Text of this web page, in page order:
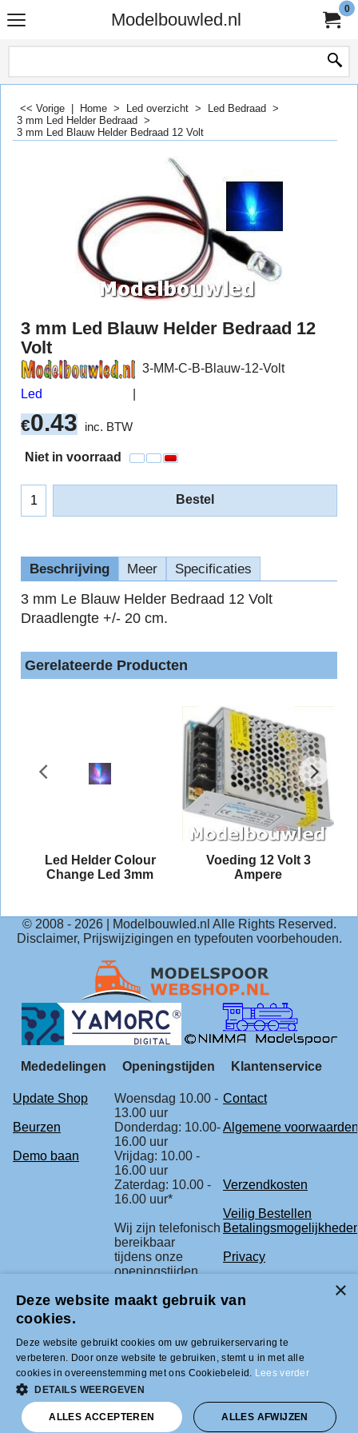
Modelbouwled.nl
0
<< Vorige Home > Led overzicht > Led Bedraad >
3 mm Led Helder Bedraad >
3 mm Led Blauw Helder Bedraad 12 Volt
3 mm Led Blauw Helder Bedraad 12
Volt
Led
3-MM-C-B-Blauw-12-Volt
€0.43 inc. BTW
Niet in voorraad
Bestel
Beschrijving Meer Specificaties
3 mm Le Blauw Helder Bedraad 12 Volt
Draadlengte +/- 20 cm.
Gerelateerde Producten
Led Helder Colour
Change Led 3mm
Voeding 12 Volt 3
Ampere
© 2008 - 2026| Modelbouwled.nl Alle Rights Reserved.
Disclaimer, Prijswijzigingen en typefouten voorbehouden.
Mededelingen Openingstijden Klantenservice
Update Shop
Woensdag 10.00 -
13.00 uur
Contact
Beurzen
Donderdag: 10.00-
16.00 uur
Algemene voorwaarden
Demo baan
Vrijdag: 10.00 -
16.00 uur
Zaterdag: 10.00 -
16.00 uur*
Verzendkosten
Veilig Bestellen
Wij zijn telefonisch
bereikbaar
tijdens onze
openingstijden.
Privacy
* check voor de
Klachtenregeling
agenda.
Tel +31 (0)33-2996333 |
info@modelbouwled.nl | BTW nummer
NL001954275B26 | KVK nummer
31043946 | IBAN nummer NL59INGB
Deze website maakt gebruik van
cookies.
Deze website gebruikt cookies om uw gebruikerservaring te
verbeteren. Door onze website te gebruiken, stemt u in met alle
cookies in overeenstemming met ons Cookiebeleid. Lees verder
DETAILS WEERGEVEN
ALLES ACCEPTEREN ALLES AFWIJZEN